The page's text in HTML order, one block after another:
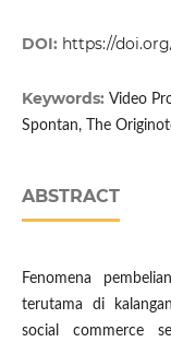
DOI: https://doi.org/
Keywords: Video
Spontan, The
ABSTRACT
Fenomena
terutama di
social commerce